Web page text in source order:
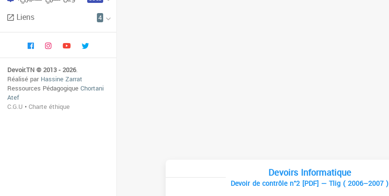
Liens 4
Devoir.TN © 2013 - 2026.
Réalisé parHassine Zarrat
Ressources PédagogiqueChortani
Atef
C.G.U •Charte éthique
Devoirs Informatique
Devoir de contrôle n°2 [PDF] — Tlig ( 2006–2007 )